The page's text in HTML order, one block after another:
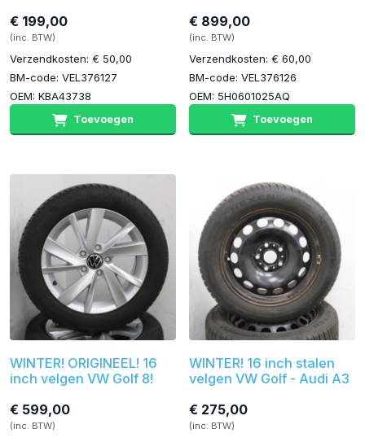
€ 199,00
(inc. BTW)
Verzendkosten: € 50,00
BM-code: VEL376127
OEM: KBA43738
Toevoegen
€ 899,00
(inc. BTW)
Verzendkosten: € 60,00
BM-code: VEL376126
OEM: 5H0601025AQ
Toevoegen
WINTER! ORIGINEEL! 16
inch velgen VW Golf 8!
€ 599,00
(inc. BTW)
WINTER! 16 inch stalen
velgen VW Golf - Audi A3
€ 275,00
(inc. BTW)